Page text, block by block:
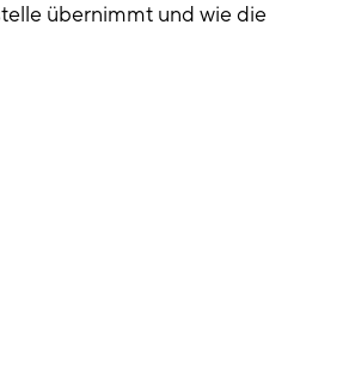
übernimmt und wie die